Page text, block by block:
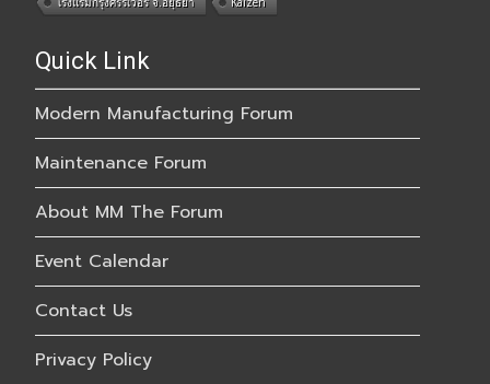
Quick Link
Modern Manufacturing Forum
Maintenance Forum
About MM The Forum
Event Calendar
Contact Us
Privacy Policy